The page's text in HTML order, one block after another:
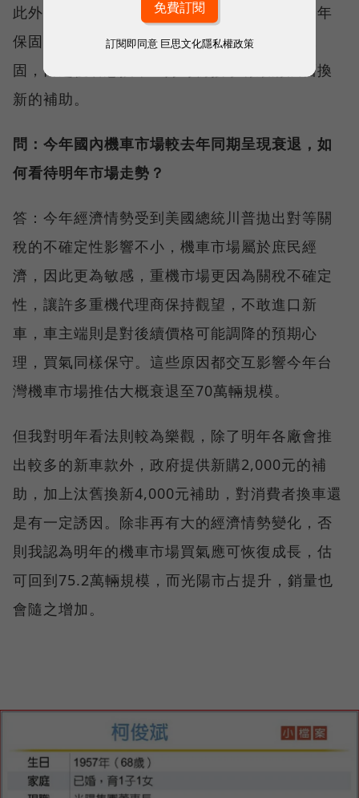
此外，若從機車屬於庶民經濟的觀點來看，四年
保固對車主很有保障，因為車主四年內享有保
固，而之後若想換車正好可銜接享有政府汰舊換
新的補助。
問：今年國內機車市場較去年同期呈現衰退，如
何看待明年市場走勢？
答：今年經濟情勢受到美國總統川普拋出對等關
稅的不確定性影響不小，機車市場屬於庶民經
濟，因此更為敏感，重機市場更因為關稅不確定
性，讓許多重機代理商保持觀望，不敢進口新
車，車主端則是對後續價格可能調降的預期心
理，買氣同樣保守。這些原因都交互影響今年台
灣機車市場推估大概衰退至70萬輛規模。
但我對明年看法則較為樂觀，除了明年各廠會推
出較多的新車款外，政府提供新購2,000元的補
助，加上汰舊換新4,000元補助，對消費者換車還
是有一定誘因。除非再有大的經濟情勢變化，否
則我認為明年的機車市場買氣應可恢復成長，估
可回到75.2萬輛規模，而光陽市占提升，銷量也
會隨之增加。
訂閱即同意 巨思文化隱私權政策